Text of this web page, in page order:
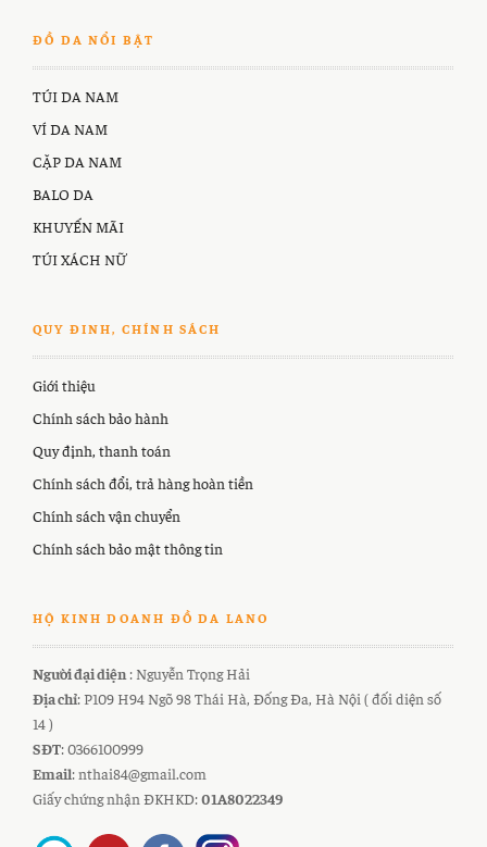
ĐỒ DA NỔI BẬT
TÚI DA NAM
VÍ DA NAM
CẶP DA NAM
BALO DA
KHUYẾN MÃI
TÚI XÁCH NỮ
QUY ĐINH, CHÍNH SÁCH
Giới thiệu
Chính sách bảo hành
Quy định, thanh toán
Chính sách đổi, trả hàng hoàn tiền
Chính sách vận chuyển
Chính sách bảo mật thông tin
HỘ KINH DOANH ĐỒ DA LANO
Người đại diện : Nguyễn Trọng Hải
Địa chỉ: P109 H94 Ngõ 98 Thái Hà, Đống Đa, Hà Nội ( đối diện số
14 )
SĐT: 0366100999
Email: nthai84@gmail.com
Giấy chứng nhận ĐKHKD:01A8022349